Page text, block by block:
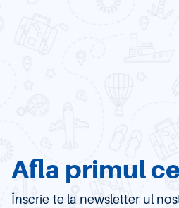
Afla primul
Înscrie-te la newsletter-ul